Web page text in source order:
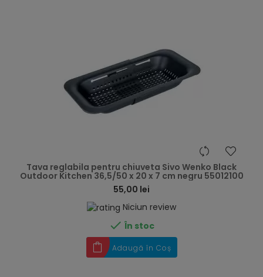
Tava reglabila pentru chiuveta Sivo Wenko Black
Outdoor Kitchen 36,5/50 x 20 x 7 cm negru 55012100
55,00 lei
Niciun review
 În stoc
Adaugă în Coș